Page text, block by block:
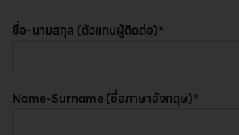
ชื่อ-นามสกุล (ตัวแทนผู้ติดต่อ)*
Name-Surname (ชื่อภาษาอังกฤษ)*